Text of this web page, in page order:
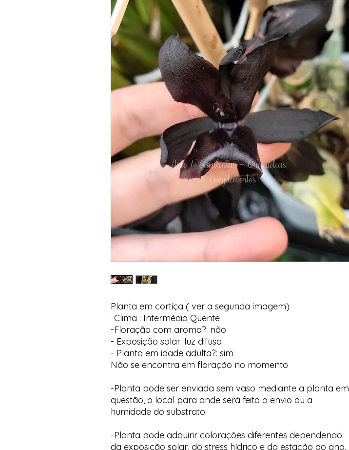
Planta em cortiça ( ver a segunda imagem)
-Clima : Intermédio Quente
-Floração com aroma?: não
- Exposição solar: luz difusa
- Planta em idade adulta?: sim
Não se encontra em floração no momento
-Planta pode ser enviada sem vaso mediante a planta em
questão, o local para onde será feito o envio ou a
humidade do substrato.
-Planta pode adquirir colorações diferentes dependendo
da exposição solar, do stress hídrico e da estação do ano.